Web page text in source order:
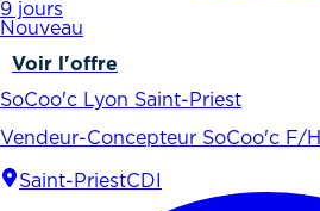
9 jours
Nouveau
Voir l'offre
SoCoo'c Lyon Saint-Priest
Vendeur-Concepteur SoCoo'c F/H
Saint-PriestCDI